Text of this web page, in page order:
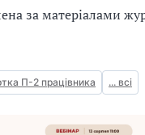
за матеріалами
П-2 працівника ... всі